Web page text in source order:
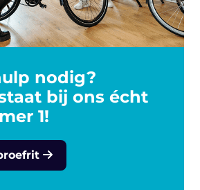
nodig?
bij ons écht
1!